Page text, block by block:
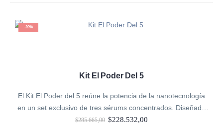
-20%
Kit El Poder Del 5
El Kit El Poder del 5 reúne la potencia de la nanotecnología
en un set exclusivo de tres sérums concentrados. Diseñado
para quienes buscan una transformación integral, este pack
$285.665,00 El
$228.532,00